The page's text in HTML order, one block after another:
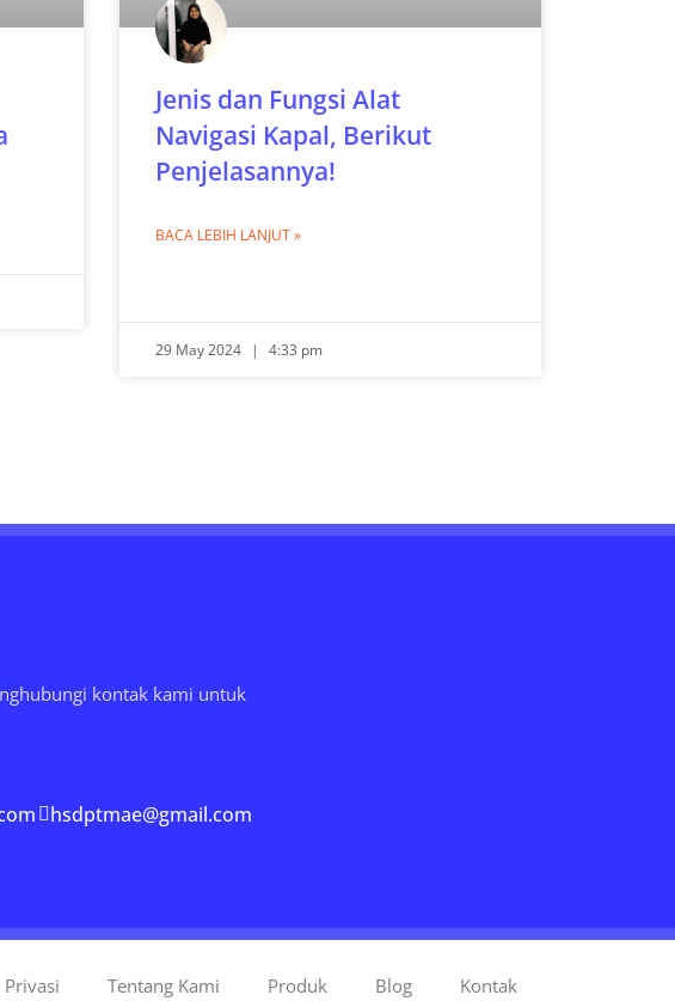
Jenis dan Fungsi Alat
Navigasi Kapal, Berikut
Penjelasannya!
BACA LEBIH LANJUT »
29 May 2024 4:33 pm
kontak kami untuk
hsdptmae@gmail.com
Tentang Kami Produk Blog Kontak